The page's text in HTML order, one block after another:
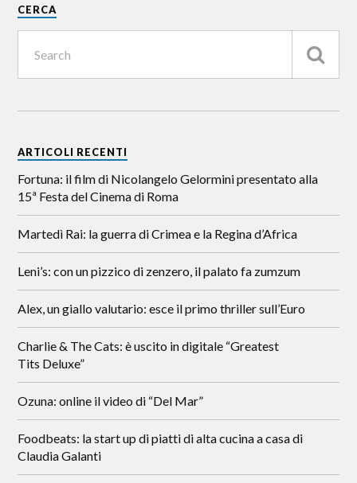
CERCA
ARTICOLI RECENTI
Fortuna: il film di Nicolangelo Gelormini presentato alla
15ª Festa del Cinema di Roma
Martedì Rai: la guerra di Crimea e la Regina d’Africa
Leni’s: con un pizzico di zenzero, il palato fa zumzum
Alex, un giallo valutario: esce il primo thriller sull’Euro
Charlie & The Cats: è uscito in digitale “Greatest
Tits Deluxe”
Ozuna: online il video di “Del Mar”
Foodbeats: la start up di piatti di alta cucina a casa di
Claudia Galanti